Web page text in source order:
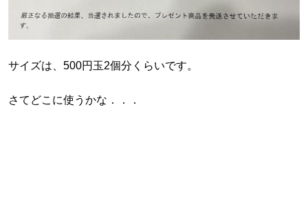
サイズは、500円玉2個分くらいです。
さてどこに使うかな．．．